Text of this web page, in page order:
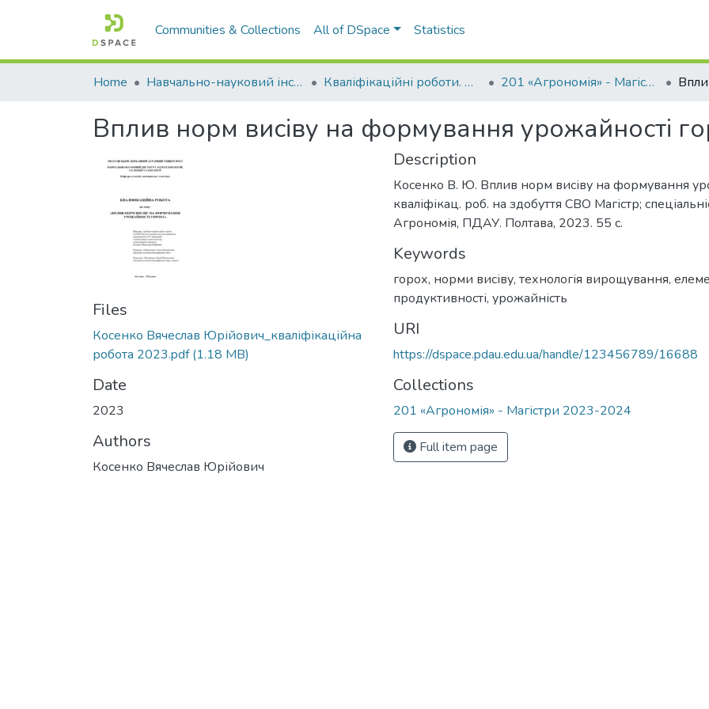
Communities & Collections All of DSpace Statistics
Home Навчально-науковий інститут агротехнологій, селекції та екології Кваліфікаційні роботи. ННІ агротехнологій, селекції та екології 201 «Агрономія» - Магістри 2023-2024
Вплив норм висіву на формування урожайності
Files
Косенко Вячеслав Юрійович_кваліфікаційна
робота 2023.pdf(1.18 MB)
Date
2023
Authors
Косенко Вячеслав Юрійович
Description
Косенко В. Ю. Вплив норм висіву на формування
кваліфікац. роб. на здобуття СВО Магістр;
Агрономія, ПДАУ. Полтава, 2023. 55 с.
Keywords
горох, норми висіву, технологія вирощування,
продуктивності, урожайність
URI
https://dspace.pdau.edu.ua/handle/123456789/16688
Collections
201 «Агрономія» - Магістри 2023-2024
Full item page